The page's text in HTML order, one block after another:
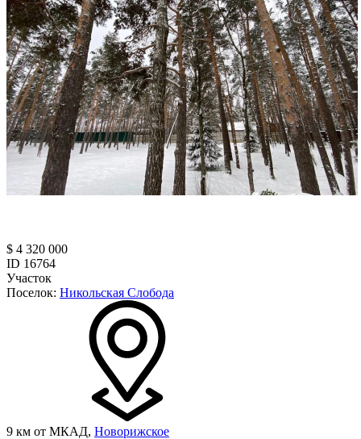
$ 4 320 000
ID 16764
Участок
Поселок: Никольская Слобода
9 км от МКАД, Новорижское